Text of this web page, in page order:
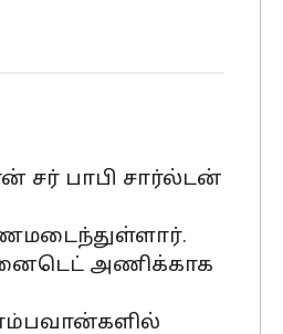
பாபி சார்ல்டன்
அணிக்காக